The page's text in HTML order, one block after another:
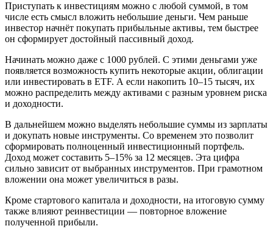
Приступать к инвестициям можно с любой суммой, в том
числе есть смысл вложить небольшие деньги. Чем раньше
инвестор начнёт покупать прибыльные активы, тем быстрее
он сформирует достойный пассивный доход.
Начинать можно даже с 1000 рублей. С этими деньгами уже
появляется возможность купить некоторые акции, облигации
или инвестировать в ETF. А если накопить 10–15 тысяч, их
можно распределить между активами с разным уровнем риска
и доходности.
В дальнейшем можно выделять небольшие суммы из зарплаты
и докупать новые инструменты. Со временем это позволит
сформировать полноценный инвестиционный портфель.
Доход может составить 5–15% за 12 месяцев. Эта цифра
сильно зависит от выбранных инструментов. При грамотном
вложении она может увеличиться в разы.
Кроме стартового капитала и доходности, на итоговую сумму
также влияют реинвестиции — повторное вложение
полученной прибыли.